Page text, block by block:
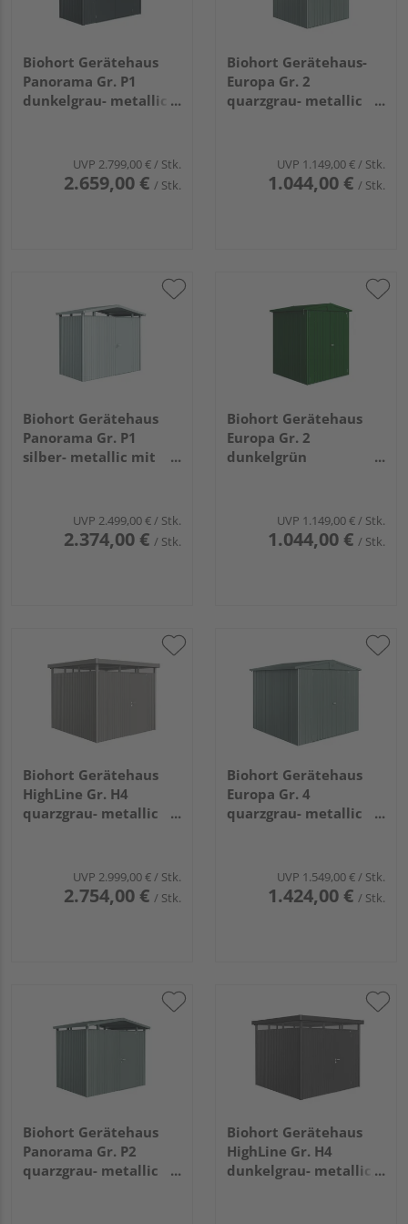
Biohort Gerätehaus
Panorama Gr. P1
dunkelgrau- metallic
UVP 2.799,00 €/ Stk.
2.659,00 € / Stk.
Biohort Gerätehaus-
Europa Gr. 2
quarzgrau- metallic
UVP 1.149,00 €/ Stk.
1.044,00 € / Stk.
Biohort Gerätehaus
Panorama Gr. P1
silber- metallic mit
UVP 2.499,00 €/ Stk.
2.374,00 € / Stk.
Biohort Gerätehaus
Europa Gr. 2
dunkelgrün
UVP 1.149,00 €/ Stk.
1.044,00 € / Stk.
Biohort Gerätehaus
HighLine Gr. H4
quarzgrau- metallic
UVP 2.999,00 €/ Stk.
2.754,00 € / Stk.
Biohort Gerätehaus
Europa Gr. 4
quarzgrau- metallic
UVP 1.549,00 €/ Stk.
1.424,00 € / Stk.
Biohort Gerätehaus
Panorama Gr. P2
quarzgrau- metallic
Biohort Gerätehaus
HighLine Gr. H4
dunkelgrau- metallic,